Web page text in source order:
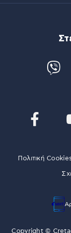
Πολιτική
Copyright ©